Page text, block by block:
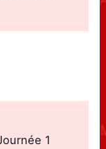
1